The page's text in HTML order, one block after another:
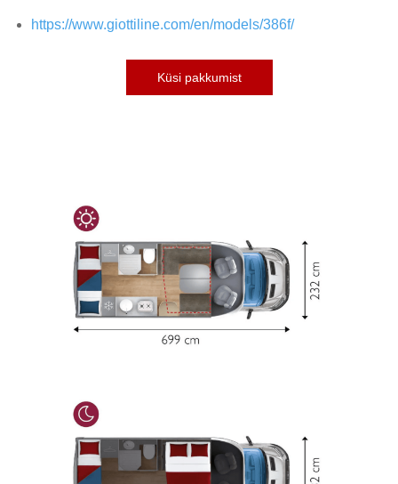
https://www.giottiline.com/en/models/386f/
Küsi pakkumist